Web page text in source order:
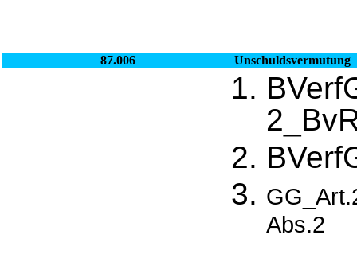
87.006 Unschuldsvermutung
Abs.2